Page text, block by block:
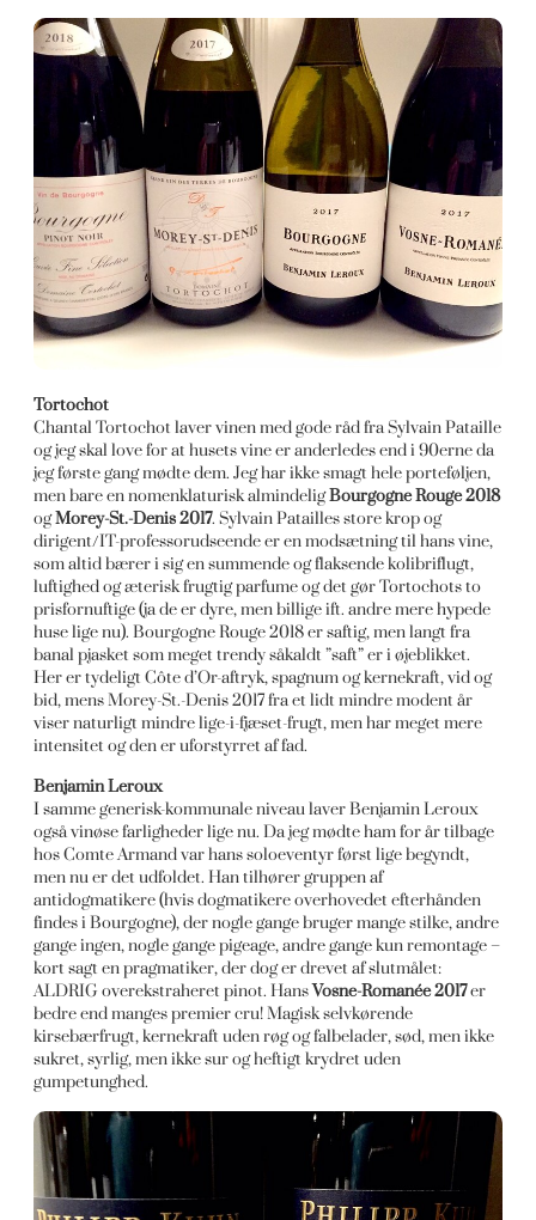
Tortochot
Chantal Tortochot laver vinen med gode råd fra Sylvain Pataille
og jeg skal love for at husets vine er anderledes end i 90erne da
jeg første gang mødte dem. Jeg har ikke smagt hele porteføljen,
men bare en nomenklaturisk almindeligBourgogne Rouge 2018
ogMorey-St.-Denis 2017. Sylvain Patailles store krop og
dirigent/IT-professorudseende er en modsætning til hans vine,
som altid bærer i sig en summende og flaksende kolibriflugt,
luftighed og æterisk frugtig parfume og det gør Tortochots to
prisfornuftige (ja de er dyre, men billige ift. andre mere hypede
huse lige nu). Bourgogne Rouge 2018 er saftig, men langt fra
banal pjasket som meget trendy såkaldt ”saft” er i øjeblikket.
Her er tydeligt Côte d’Or-aftryk, spagnum og kernekraft, vid og
bid, mens Morey-St.-Denis 2017 fra et lidt mindre modent år
viser naturligt mindre lige-i-fjæset-frugt, men har meget mere
intensitet og den er uforstyrret af fad.
Benjamin Leroux
I samme generisk-kommunale niveau laver Benjamin Leroux
også vinøse farligheder lige nu. Da jeg mødte ham for år tilbage
hos Comte Armand var hans soloeventyr først lige begyndt,
men nu er det udfoldet. Han tilhører gruppen af
antidogmatikere (hvis dogmatikere overhovedet efterhånden
findes i Bourgogne), der nogle gange bruger mange stilke, andre
gange ingen, nogle gange pigeage, andre gange kun remontage –
kort sagt en pragmatiker, der dog er drevet af slutmålet:
ALDRIG overekstraheret pinot. HansVosne-Romanée 2017er
bedre end manges premier cru! Magisk selvkørende
kirsebærfrugt, kernekraft uden røg og falbelader, sød, men ikke
sukret, syrlig, men ikke sur og heftigt krydret uden
gumpetunghed.